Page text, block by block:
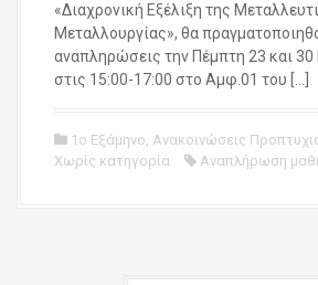
«Διαχρονική Εξέλιξη της
Μεταλλουργίας», θα
αναπληρώσεις την Πέμπτη 23 και 30
στις 15:00-17:00 στο Αμφ.01 του […]
1ο Εξάμηνο, Ανακοινώσεις
Χωρίς κατηγορία
Αναπλήρωση